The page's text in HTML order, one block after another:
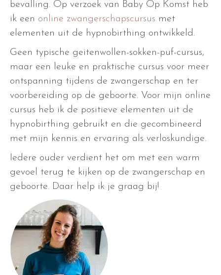
bevalling. Op verzoek van Baby Op Komst heb
ik een online zwangerschapscursus met
elementen uit de hypnobirthing ontwikkeld.
Geen typische geitenwollen-sokken-puf-cursus,
maar een leuke en praktische cursus voor meer
ontspanning tijdens de zwangerschap en ter
voorbereiding op de geboorte. Voor mijn online
cursus heb ik de positieve elementen uit de
hypnobirthing gebruikt en die gecombineerd
met mijn kennis en ervaring als verloskundige.
Iedere ouder verdient het om met een warm
gevoel terug te kijken op de zwangerschap en
geboorte. Daar help ik je graag bij!